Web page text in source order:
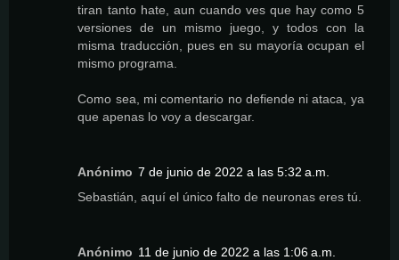
tiran tanto hate, aun cuando ves que hay como 5
versiones de un mismo juego, y todos con la
misma traducción, pues en su mayoría ocupan el
mismo programa.
Como sea, mi comentario no defiende ni ataca, ya
que apenas lo voy a descargar.
Anónimo 7 de junio de 2022 a las 5:32 a.m.
Sebastián, aquí el único falto de neuronas eres tú.
Anónimo 11 de junio de 2022 a las 1:06 a.m.